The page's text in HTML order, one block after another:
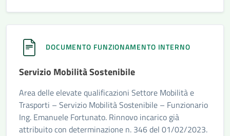
DOCUMENTO FUNZIONAMENTO INTERNO
Servizio Mobilità Sostenibile
Area delle elevate qualificazioni Settore Mobilità e
Trasporti – Servizio Mobilità Sostenibile – Funzionario
Ing. Emanuele Fortunato. Rinnovo incarico già
attribuito con determinazione n. 346 del 01/02/2023.